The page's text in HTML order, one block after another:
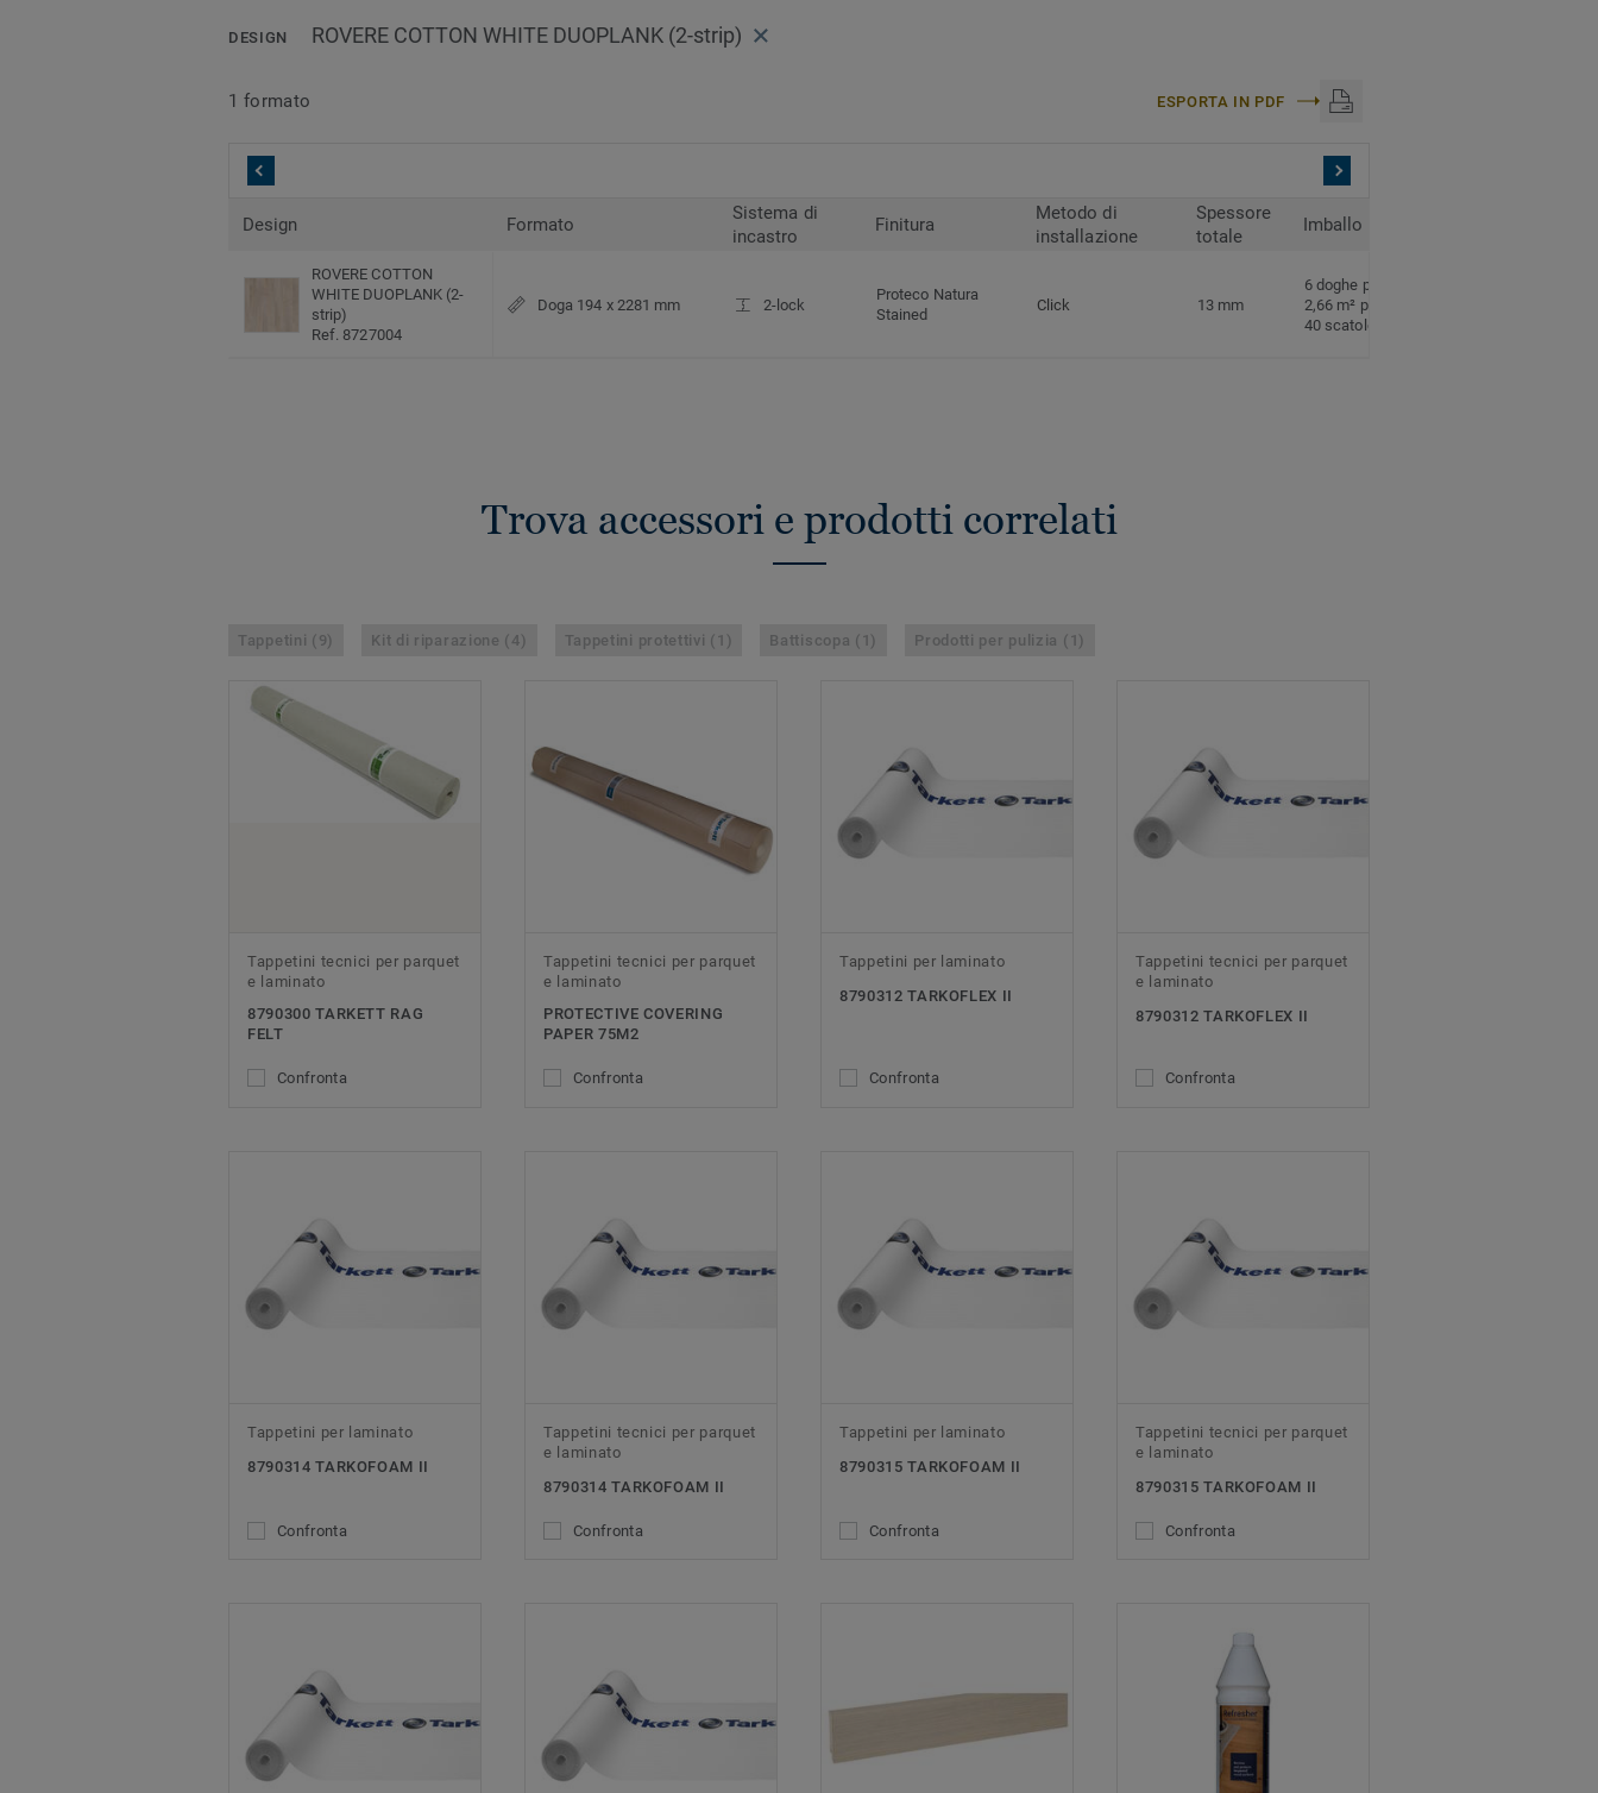
DESIGN ROVERE COTTON WHITE DUOPLANK (2-strip)
1 formato ESPORTA IN PDF
Design Formato
Sistema di
incastro
Finitura
Metodo di
installazione
Spessore
totale
Imballo
ROVERE COTTON
WHITE DUOPLANK (2-
strip)
Ref. 8727004
Doga 194 x 2281 mm 2-lock
Proteco Natura
Stained
Click 13 mm
6 doghe per scatola
2,66 m² per scatola
40 scatole per pallet
Trova accessori e prodotti correlati
Tappetini (9) Kit di riparazione (4) Tappetini protettivi (1) Battiscopa (1) Prodotti per pulizia (1)
Tappetini tecnici per parquet
e laminato
8790300 TARKETT RAG
FELT
Confronta
Tappetini tecnici per parquet
e laminato
PROTECTIVE COVERING
PAPER 75M2
Confronta
Tappetini per laminato
8790312 TARKOFLEX II
Confronta
Tappetini tecnici per parquet
e laminato
8790312 TARKOFLEX II
Confronta
Tappetini per laminato
8790314 TARKOFOAM II
Confronta
Tappetini tecnici per parquet
e laminato
8790314 TARKOFOAM II
Confronta
Tappetini per laminato
8790315 TARKOFOAM II
Confronta
Tappetini tecnici per parquet
e laminato
8790315 TARKOFOAM II
Confronta